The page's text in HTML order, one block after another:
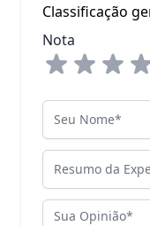
Classificação
Nota
Seu Nome
Resumo da
Sua Opinião